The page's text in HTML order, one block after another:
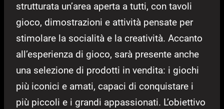
strutturata un’area aperta a tutti, con tavoli
gioco, dimostrazioni e attività pensate per
stimolare la socialità e la creatività. Accanto
all’esperienza di gioco, sarà presente anche
una selezione di prodotti in vendita: i giochi
più iconici e amati, capaci di conquistare i
più piccoli e i grandi appassionati. L’obiettivo